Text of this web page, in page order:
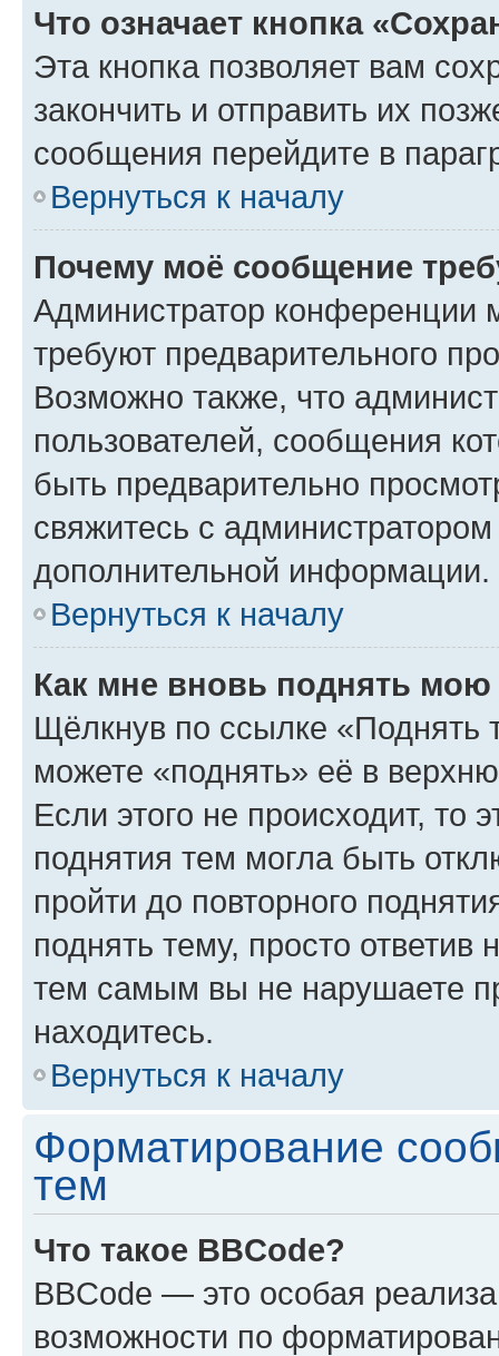
Что означает кнопка
Эта кнопка позволяет вам
закончить и отправить их
сообщения перейдите в
Вернуться к началу
Почему моё сообщение
Администратор конференции
требуют предварительного
Возможно также, что
пользователей, сообщения
быть предварительно
свяжитесь с
дополнительной информации.
Вернуться к началу
Как мне вновь поднять мою
Щёлкнув по ссылке «Поднять
можете «поднять» её в
Если этого не происходит, то
поднятия тем могла быть
пройти до повторного
поднять тему, просто ответив
тем самым вы не нарушаете
находитесь.
Вернуться к началу
Форматирование
тем
Что такое BBCode?
BBCode — это особая
возможности по